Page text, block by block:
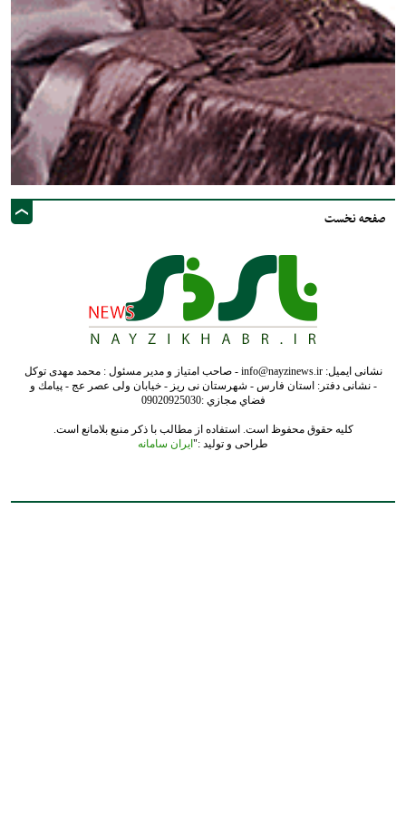
صفحه نخست
نشانی ایمیل: info@nayzinews.ir - صاحب امتیاز و مدیر مسئول : محمد مهدی توکل
- نشانی دفتر: استان فارس - شهرستان نی ریز - خیابان ولی عصر عج - پيامك و
فضاي مجازي :09020925030
کلیه حقوق محفوظ است. استفاده از مطالب با ذکر منبع بلامانع است.
طراحی و تولید :"ایران سامانه